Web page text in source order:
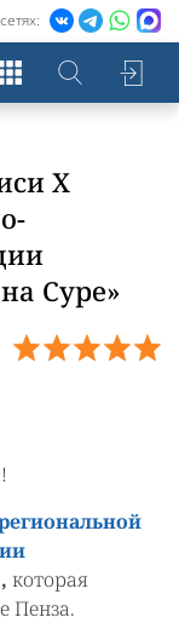
X
Суре»
, которая
Пенза.